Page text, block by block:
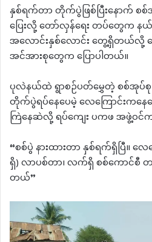
နှစ်ရက်တာ တိုက်ပွဲဖြစ်ပြီးနောက် စစ်
ပြေးလို့ တော်လှန်ရေး တပ်တွေက နယ်
အလောင်းနှစ်လောင်း တွေ့ရှိတယ်လို့
အင်အားစုတွေက ပြောပါတယ်။
ပုလဲနယ်ထဲ ရွာစဉ်ပတ်မွှေတဲ့ စစ်အုပ်စု ခ
တိုက်ပွဲရပ်နေပေမဲ့ လေကြောင်းကန
ကြဲနေဆဲလို့ ရပ်ကျေး ပကဖ အဖွဲ့ဝင်
“စစ်ပွဲ နားထားတာ နှစ်ရက်ရှိပြီ။
ရှိ) လာပစ်တာ၊ လက်ရှိ စစ်ကောင်စီ
တယ်”